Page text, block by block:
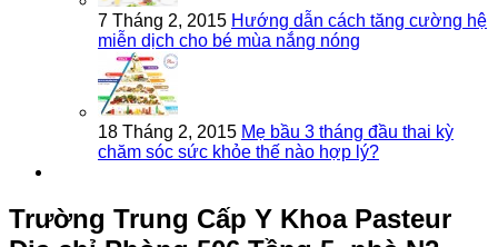
7 Tháng 2, 2015 Hướng dẫn cách tăng cường hệ
miễn dịch cho bé mùa nắng nóng
18 Tháng 2, 2015 Mẹ bầu 3 tháng đầu thai kỳ
chăm sóc sức khỏe thế nào hợp lý?
Trường Trung Cấp Y Khoa Pasteur